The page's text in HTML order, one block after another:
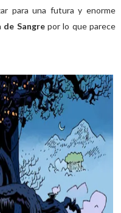
para una futura y enorme
de Sangre por lo que parece